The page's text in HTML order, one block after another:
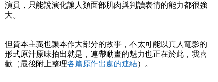
演員，只能說演化讓人類面部肌肉與判讀表情的能力都很強
大。
但資本主義也讓本作大部分的故事，不太可能以真人電影的
形式原汁原味拍出就是，連帶動畫的魅力也正在於此，我喜
歡（最後附上整理各篇原作出處的連結）。